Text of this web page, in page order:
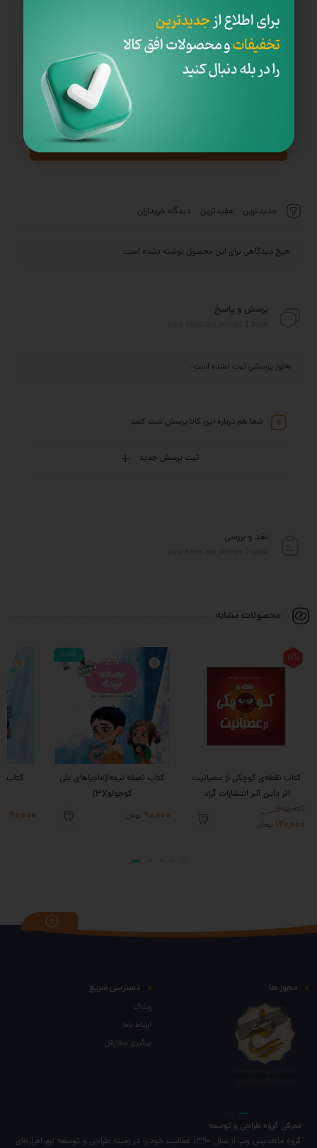
جدیدترین مفیدترین دیدگاه خریداران
هیچ دیدگاهی برای این محصول نوشته نشده است.
2
بر اساس 0 دیدگاه
نظر خود را در مورد این محصول بنویسید ...
پرسش و پاسخ
هنوز پرسشی ثبت نشده است.
شما هم درباره این کالا پرسش ثبت کنید
ثبت پرسش جدید
نقد و بررسی
محصولات مشابه
11%
کتاب نقطه‌ی کوچکی از عصبانیت
اثر داین آلبر انتشارات گراد
135,000
120,000 تومان
کتاب
کتاب نصفه نیمه!(ماجراهای علی
کوچولو)(3)
90,000 تومان
کتاب
90,000
مجوز ها دسترسی سریع
وبلاگ
ارتباط باما
پیگیری سفارش
معرفی گروه طراحی و توسعه
گروه ماهدیس وب از سال 1390 فعالیت خود را در زمینه طراحی و توسعه نرم افزارهای